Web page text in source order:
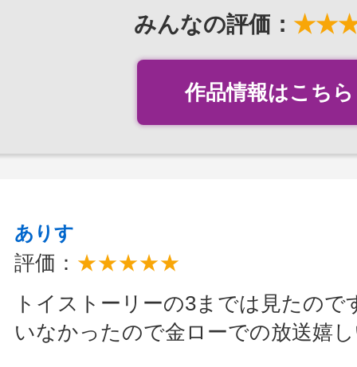
みんなの評価：
作品情報はこちら
ありす
評価： ★★★★★
トイストーリーの3までは見たので
いなかったので金ローでの放送嬉